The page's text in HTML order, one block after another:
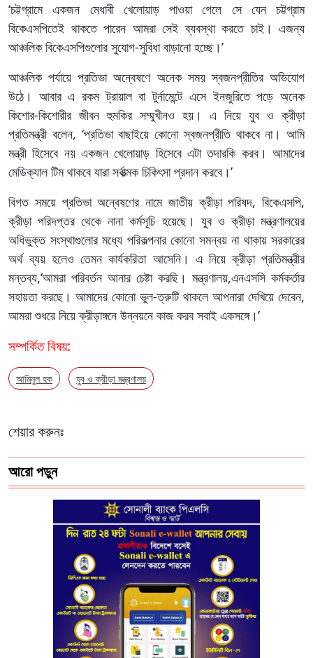
‘চট্টগ্রামে একজন মেধাবী খেলোয়াড় পাওয়া গেলে সে যেন চট্টগ্রাম
বিকেএসপিতেই থাকতে পারেন আমরা সেই ব্যবস্থা করতে চাই। এজন্য
আঞ্চলিক বিকেএসপিগুলোর সুযোগ-সুবিধা বাড়ানো হচ্ছে।’
আঞ্চলিক পর্যায়ে প্রতিভা অন্বেষণে অনেক সময় স্বজনপ্রীতির অভিযোগ
উঠে। আবার এ রকম ট্রায়াল বা টুর্নামেন্টে এসে ইনজুরিতে পড়ে অনেক
কিশোর-কিশোরীর জীবন হুমকির সম্মুখীনও হয়। এ নিয়ে যুব ও ক্রীড়া
প্রতিমন্ত্রী বলেন, ‘প্রতিভা বাছাইয়ে কোনো স্বজনপ্রীতি থাকবে না। আমি
মন্ত্রী হিসেবে নয় একজন খেলোয়াড় হিসেবে এটা তদারকি করব। আমাদের
মেডিক্যাল টিম থাকবে যারা সর্বাত্মক চিকিৎসা প্রদান করবে।’
বিগত সময়ে প্রতিভা অন্বেষণের নামে জাতীয় ক্রীড়া পরিষদ, বিকেএসপি,
ক্রীড়া পরিদপ্তর থেকে নানা কর্মসূচি হয়েছে। যুব ও ক্রীড়া মন্ত্রণালয়ের
অধিভুক্ত সংস্থাগুলোর মধ্যে পরিকল্পনার কোনো সমন্বয় না থাকায় সরকারের
অর্থ ব্যয় হলেও তেমন কার্যকরিতা আসেনি। এ নিয়ে ক্রীড়া প্রতিমন্ত্রীর
মন্তব্য,‘আমরা পরিবর্তন আনার চেষ্টা করছি। মন্ত্রণালয়,এনএসসি কর্মকর্তার
সহায়তা করছে। আমাদের কোনো ভুল-ত্রুটি থাকলে আপনারা দেখিয়ে দেবেন,
আমরা শুধরে নিয়ে ক্রীড়াঙ্গনে উন্নয়নে কাজ করব সবাই একসঙ্গে।’
সম্পর্কিত বিষয়:
আমিনুল হক যুব ও ক্রীড়া মন্ত্রণালয়
শেয়ার করুনঃ
আরো পড়ুন